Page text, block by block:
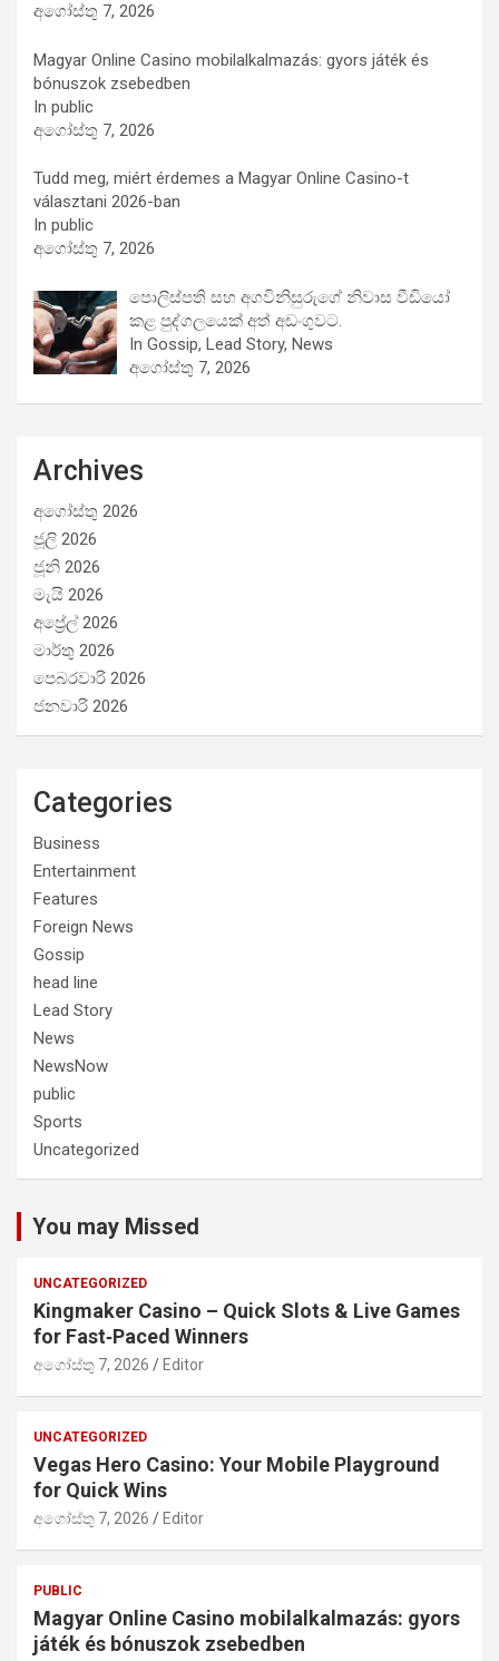
අගෝස්තු 7, 2026
Magyar Online Casino mobilalkalmazás: gyors játék és
bónuszok zsebedben
In public
අගෝස්තු 7, 2026
Tudd meg, miért érdemes a Magyar Online Casino-t
választani 2026-ban
In public
අගෝස්තු 7, 2026
පොලිස්පති සහ අගවිනිසුරුගේ නිවාස වීඩියෝ
කළ පුද්ගලයෙක් අත් අඩංගුවට.
In Gossip, Lead Story, News
අගෝස්තු 7, 2026
Archives
අගෝස්තු 2026
ජූලි 2026
ජූනි 2026
මැයි 2026
අප්‍රේල් 2026
මාර්තු 2026
පෙබරවාරි 2026
ජනවාරි 2026
Categories
Business
Entertainment
Features
Foreign News
Gossip
head line
Lead Story
News
NewsNow
public
Sports
Uncategorized
You may Missed
UNCATEGORIZED
Kingmaker Casino – Quick Slots & Live Games
for Fast‑Paced Winners
අගෝස්තු 7, 2026 Editor
UNCATEGORIZED
Vegas Hero Casino: Your Mobile Playground
for Quick Wins
අගෝස්තු 7, 2026 Editor
PUBLIC
Magyar Online Casino mobilalkalmazás: gyors
játék és bónuszok zsebedben